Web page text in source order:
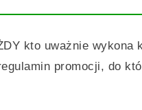
kto uważnie wykona
promocji, do